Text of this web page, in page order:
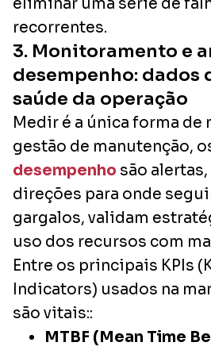
recorrentes.
3. Monitoramento e
desempenho: dados
saúde da operação
Medir é a única forma de
gestão de manutenção,
desempenho são
direções para onde
gargalos, validam
uso dos recursos com
Entre os principais KPIs
Indicators) usados na
são vitais::
MTBF (Mean Time